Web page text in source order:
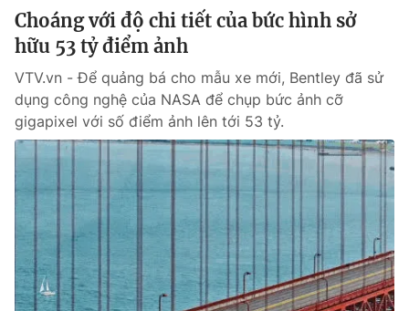
Choáng với độ chi tiết của bức hình sở
hữu 53 tỷ điểm ảnh
VTV.vn - Để quảng bá cho mẫu xe mới, Bentley đã sử
dụng công nghệ của NASA để chụp bức ảnh cỡ
gigapixel với số điểm ảnh lên tới 53 tỷ.